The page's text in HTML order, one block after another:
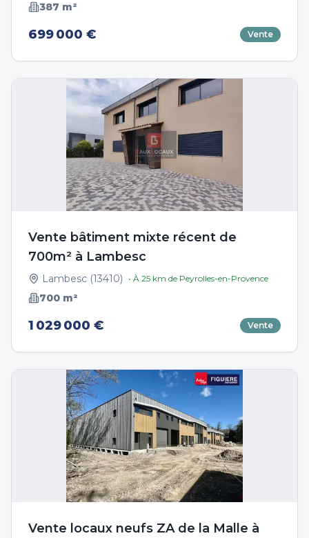
387 m²
699 000 € Vente
Vente bâtiment mixte récent de
700m² à Lambesc
Lambesc (13410) • À 25 km de Peyrolles-en-Provence
700 m²
1 029 000 € Vente
Vente locaux neufs ZA de la Malle à